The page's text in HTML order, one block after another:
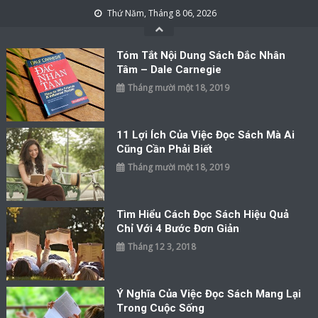
Thứ Năm, Tháng 8 06, 2026
Tóm Tắt Nội Dung Sách Đắc Nhân
Tâm – Dale Carnegie
Tháng mười một 18, 2019
11 Lợi Ích Của Việc Đọc Sách Mà Ai
Cũng Cần Phải Biết
Tháng mười một 18, 2019
Tìm Hiểu Cách Đọc Sách Hiệu Quả
Chỉ Với 4 Bước Đơn Giản
Tháng 12 3, 2018
Ý Nghĩa Của Việc Đọc Sách Mang Lại
Trong Cuộc Sống